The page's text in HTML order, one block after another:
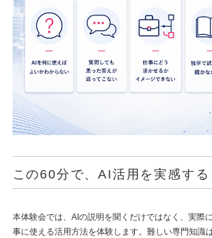
この60分で、AI活用を実感する
本体験会では、AIの説明を聞くだけではなく、実際
事に使える活用方法を体験します。難しい専門知識